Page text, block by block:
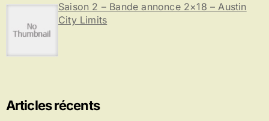
Saison 2 – Bande annonce 2×18 – Austin
City Limits
Articles récents